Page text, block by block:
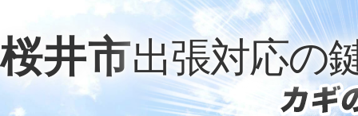
桜井市出張対応の